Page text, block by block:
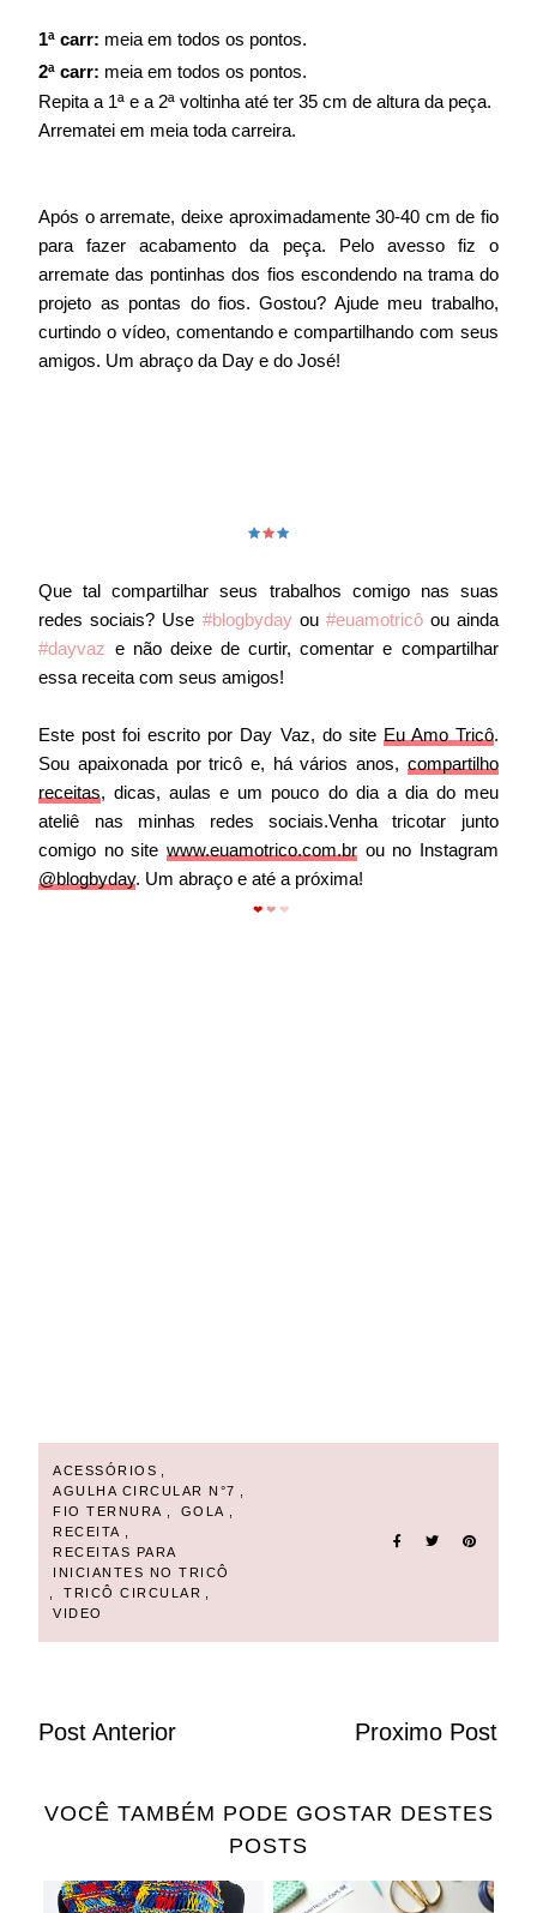
1ª carr: meia em todos os pontos.
2ª carr: meia em todos os pontos.
Repita a 1ª e a 2ª voltinha até ter 35 cm de altura da peça.
Arrematei em meia toda carreira.
Após o arremate, deixe aproximadamente 30-40 cm de fio
para fazer acabamento da peça. Pelo avesso fiz o
arremate das pontinhas dos fios escondendo na trama do
projeto as pontas do fios. Gostou? Ajude meu trabalho,
curtindo o vídeo, comentando e compartilhando com seus
amigos. Um abraço da Day e do José!
🟊🟊🟊
Que tal compartilhar seus trabalhos comigo nas suas
redes sociais? Use #blogbydayou #euamotricôou ainda
#dayvaz e não deixe de curtir, comentar e compartilhar
essa receita com seus amigos!
Este post foi escrito por Day Vaz, do site Eu Amo Tricô.
Sou apaixonada por tricô e, há vários anos, compartilho
receitas, dicas, aulas e um pouco do dia a dia do meu
ateliê nas minhas redes sociais.Venha tricotar junto
comigo no site www.euamotrico.com.br ou no Instagram
@blogbyday. Um abraço e até a próxima!
❤ ❤ ❤
ACESSÓRIOS
AGULHA CIRCULAR N°7
FIO TERNURA
GOLA
RECEITA
RECEITAS PARA
INICIANTES NO TRICÔ
TRICÔ CIRCULAR
VIDEO
Post Anterior Proximo Post
VOCÊ TAMBÉM PODE GOSTAR DESTES
POSTS